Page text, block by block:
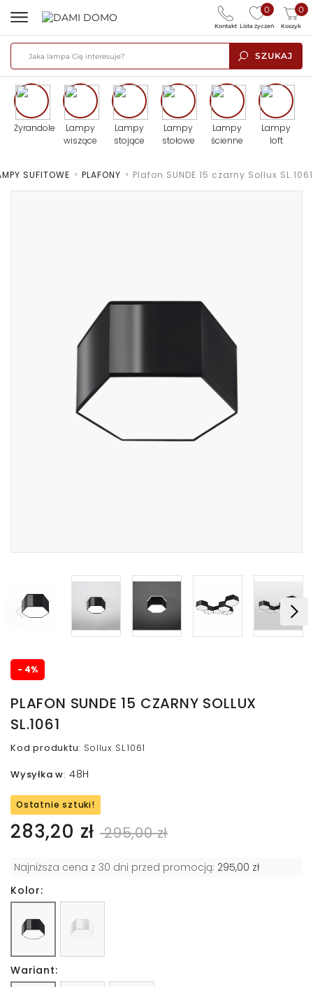
SZUKAJ
0
Lista życzeń
0
Koszyk
Kontakt
Żyrandole
Lampy
wiszące
Lampy
stojące
Lampy
stołowe
Lampy
ścienne
Lampy
loft
SUFITOWE > PLAFONY > Plafon SUNDE 15 czarny Sollux SL.1061
- 4%
PLAFON SUNDE 15 CZARNY SOLLUX
SL.1061
Kod produktu: Sollux SL.1061
Wysyłka w: 48H
Ostatnie sztuki!
283,20 zł 295,00 zł
Najniższa cena z 30 dni przed promocją: 295,00 zł
Kolor:
Wariant: